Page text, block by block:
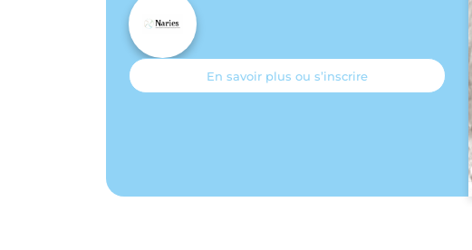
En savoir plus ou s’inscrire